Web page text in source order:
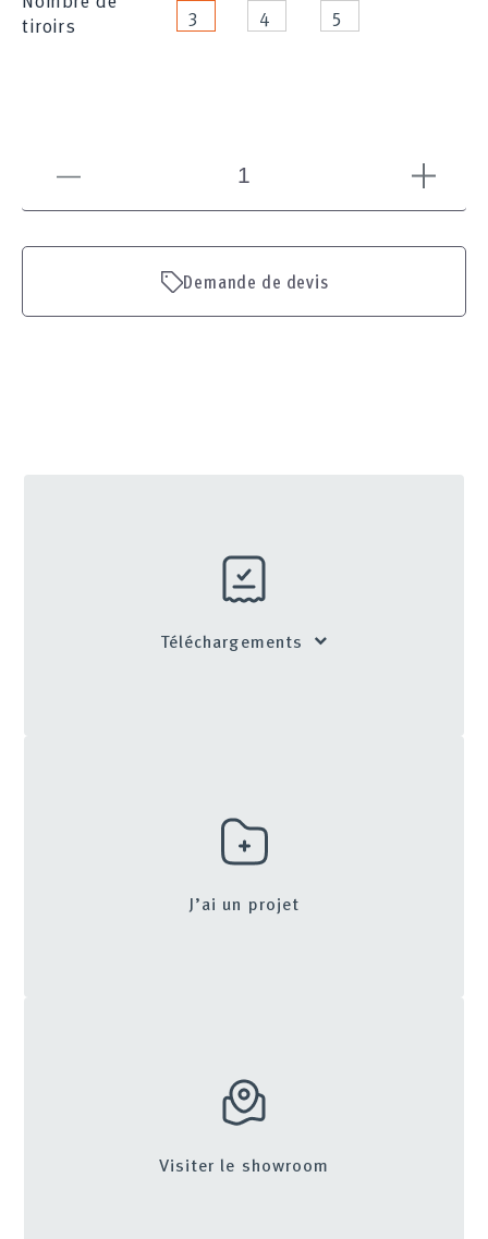
tiroirs
3 4 5
Demande de devis
Téléchargements
J’ai un projet
Visiter le showroom